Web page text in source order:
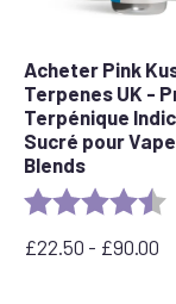
Acheter Pink
Terpenes UK -
Terpénique
Sucré pour
Blends
Rating:
£22.50 - £90.00
Prix